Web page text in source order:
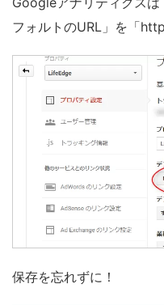
フォルトのURL」を「
保存を忘れずに！